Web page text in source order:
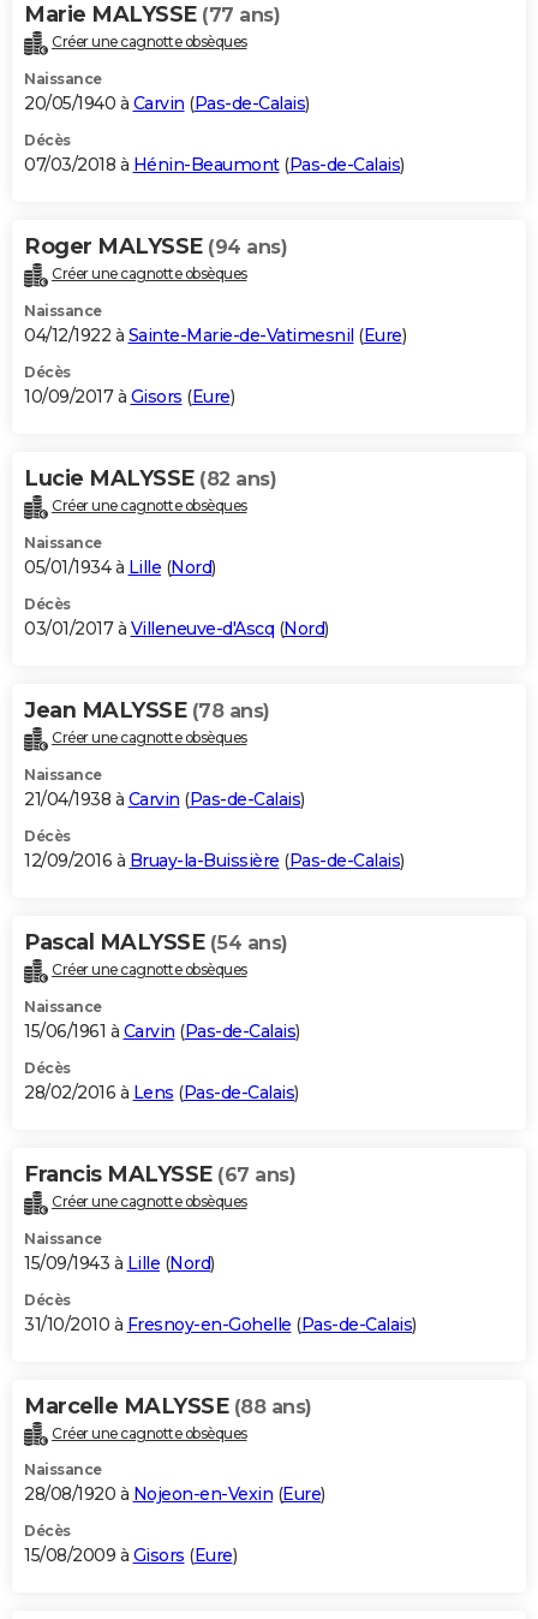
Marie MALYSSE (77 ans)
Créer une cagnotte obsèques
Naissance
20/05/1940 à Carvin (Pas-de-Calais)
Décès
07/03/2018 à Hénin-Beaumont(Pas-de-Calais)
Roger MALYSSE (94 ans)
Créer une cagnotte obsèques
Naissance
04/12/1922 à Sainte-Marie-de-Vatimesnil (Eure)
Décès
10/09/2017 à Gisors (Eure)
Lucie MALYSSE (82 ans)
Créer une cagnotte obsèques
Naissance
05/01/1934 à Lille (Nord)
Décès
03/01/2017 à Villeneuve-d'Ascq (Nord)
Jean MALYSSE (78 ans)
Créer une cagnotte obsèques
Naissance
21/04/1938 à Carvin (Pas-de-Calais)
Décès
12/09/2016 à Bruay-la-Buissière (Pas-de-Calais)
Pascal MALYSSE (54 ans)
Créer une cagnotte obsèques
Naissance
15/06/1961 à Carvin (Pas-de-Calais)
Décès
28/02/2016 à Lens (Pas-de-Calais)
Francis MALYSSE (67 ans)
Créer une cagnotte obsèques
Naissance
15/09/1943 à Lille (Nord)
Décès
31/10/2010 à Fresnoy-en-Gohelle (Pas-de-Calais)
Marcelle MALYSSE (88 ans)
Créer une cagnotte obsèques
Naissance
28/08/1920 à Nojeon-en-Vexin (Eure)
Décès
15/08/2009 à Gisors (Eure)